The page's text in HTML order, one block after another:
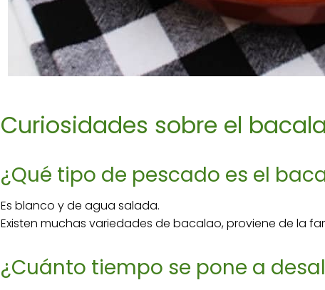
Curiosidades sobre el
¿Qué tipo de pescado es el
Es blanco y de agua salada.
Existen muchas variedades de bacalao, proviene de la
¿Cuánto tiempo se pone a